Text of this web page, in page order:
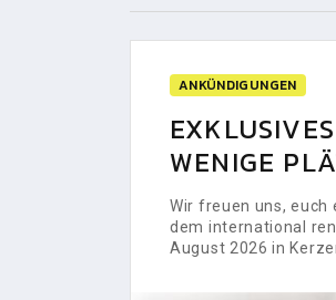
ANKÜNDIGUNGEN
WENIGE
Wir freuen uns,
dem international
August 2026 in